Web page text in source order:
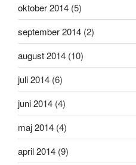
oktober 2014 (5)
september 2014 (2)
august 2014 (10)
juli 2014 (6)
juni 2014 (4)
maj 2014 (4)
april 2014 (9)